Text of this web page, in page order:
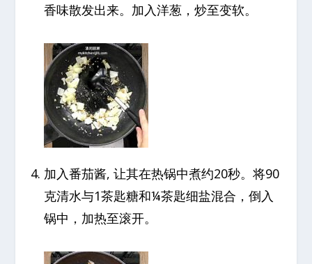
香味散发出来。加入洋葱，炒至变软。
加入番茄酱, 让其在热锅中煮约20秒。将90
克清水与1茶匙糖和¼茶匙细盐混合，倒入
锅中，加热至滚开。